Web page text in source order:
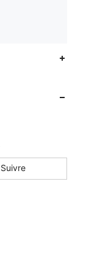
Suivre